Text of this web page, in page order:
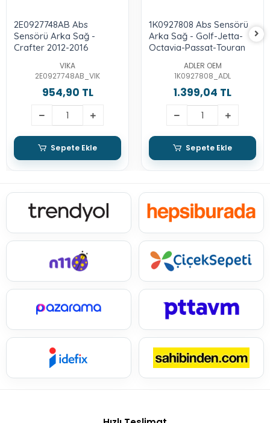
2E0927748AB Abs
Sensörü Arka Sağ -
Crafter 2012-2016
VIKA
2E0927748AB_VIK
954,90 TL
Sepete Ekle
1K0927808 Abs Sensörü
Arka Sağ - Golf-Jetta-
Octavia-Passat-Touran
ADLER OEM
1K0927808_ADL
1.399,04 TL
Sepete Ekle